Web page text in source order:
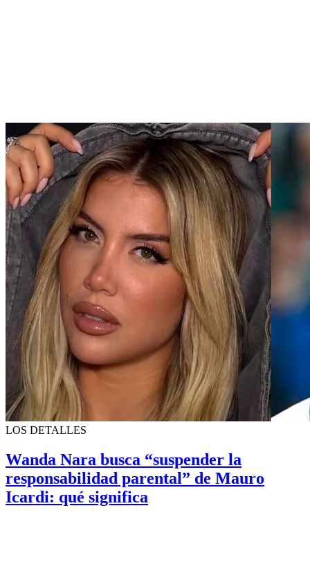
LOS DETALLES
Wanda Nara busca “suspender la
responsabilidad parental” de Mauro
Icardi: qué significa